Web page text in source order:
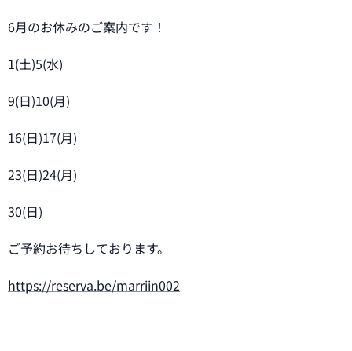
6月のお休みのご案内です！
1(土)5(水)
9(日)10(月)
16(日)17(月)
23(日)24(月)
30(日)
ご予約お待ちしております。
https://reserva.be/marriin002